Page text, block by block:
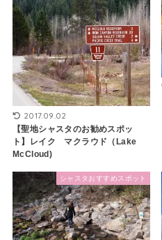
2017.09.02
【聖地シャスタのお勧めスポッ
ト】レイク マクラウド（Lake
McCloud)
シャスタおすすめスポット